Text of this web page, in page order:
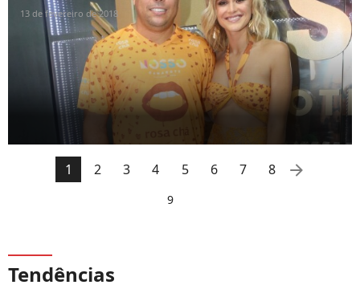
13 de fevereiro de 2018
1 2 3 4 5 6 7 8
9
arrow_right
Tendências